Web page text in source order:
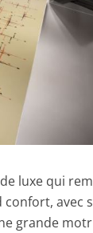
luxe qui
confort, avec
grande